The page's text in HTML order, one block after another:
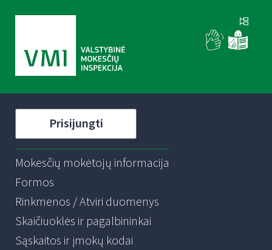
Prisijungti
Mokesčių mokėtojų informacija
Formos
Rinkmenos / Atviri duomenys
Skaičiuoklės ir pagalbininkai
Sąskaitos ir įmokų kodai